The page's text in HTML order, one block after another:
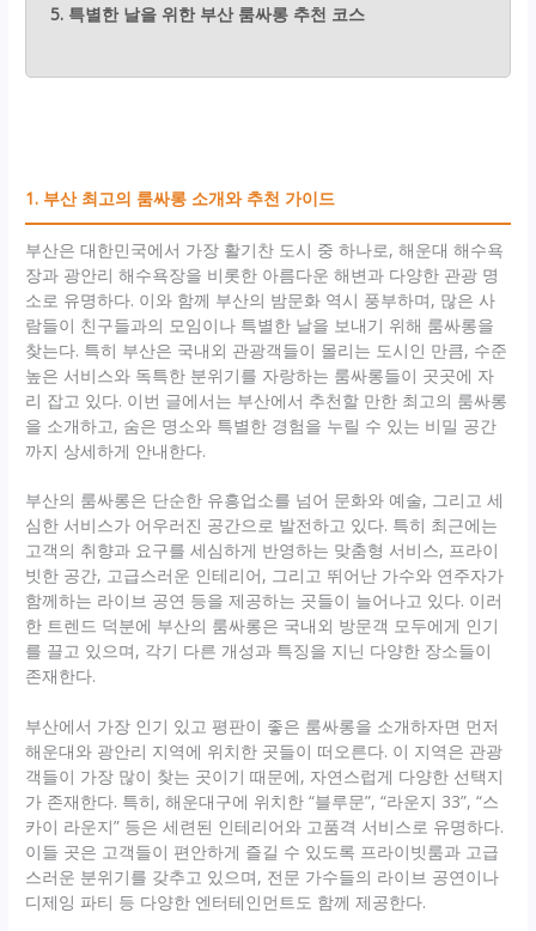
5. 특별한 날을 위한 부산 룸싸롱 추천 코스
1. 부산 최고의 룸싸롱 소개와 추천 가이드
부산은 대한민국에서 가장 활기찬 도시 중 하나로, 해운대 해수욕
장과 광안리 해수욕장을 비롯한 아름다운 해변과 다양한 관광 명
소로 유명하다. 이와 함께 부산의 밤문화 역시 풍부하며, 많은 사
람들이 친구들과의 모임이나 특별한 날을 보내기 위해 룸싸롱을
찾는다. 특히 부산은 국내외 관광객들이 몰리는 도시인 만큼, 수준
높은 서비스와 독특한 분위기를 자랑하는 룸싸롱들이 곳곳에 자
리 잡고 있다. 이번 글에서는 부산에서 추천할 만한 최고의 룸싸롱
을 소개하고, 숨은 명소와 특별한 경험을 누릴 수 있는 비밀 공간
까지 상세하게 안내한다.
부산의 룸싸롱은 단순한 유흥업소를 넘어 문화와 예술, 그리고 세
심한 서비스가 어우러진 공간으로 발전하고 있다. 특히 최근에는
고객의 취향과 요구를 세심하게 반영하는 맞춤형 서비스, 프라이
빗한 공간, 고급스러운 인테리어, 그리고 뛰어난 가수와 연주자가
함께하는 라이브 공연 등을 제공하는 곳들이 늘어나고 있다. 이러
한 트렌드 덕분에 부산의 룸싸롱은 국내외 방문객 모두에게 인기
를 끌고 있으며, 각기 다른 개성과 특징을 지닌 다양한 장소들이
존재한다.
부산에서 가장 인기 있고 평판이 좋은 룸싸롱을 소개하자면 먼저
해운대와 광안리 지역에 위치한 곳들이 떠오른다. 이 지역은 관광
객들이 가장 많이 찾는 곳이기 때문에, 자연스럽게 다양한 선택지
가 존재한다. 특히, 해운대구에 위치한 “블루문”, “라운지 33”, “스
카이 라운지” 등은 세련된 인테리어와 고품격 서비스로 유명하다.
이들 곳은 고객들이 편안하게 즐길 수 있도록 프라이빗룸과 고급
스러운 분위기를 갖추고 있으며, 전문 가수들의 라이브 공연이나
디제잉 파티 등 다양한 엔터테인먼트도 함께 제공한다.